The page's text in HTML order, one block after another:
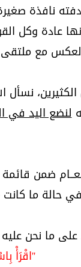
نافذة
عادة وكل
مع ملتقى
لنضع اليد في
ضمن
في حالة ما كانت
على ما نحن
''اقْرَأْ